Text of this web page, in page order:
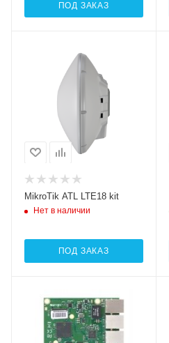
ПОД ЗАКАЗ
Один 2G / 3G /
Проводные,
оптические
интерфейсы
1xGigabit Ethernet
MikroTik ATL LTE18 kit
Нет в наличии
ПОД ЗАКАЗ
оптические
интерфейсы
5xGigabitEthernet